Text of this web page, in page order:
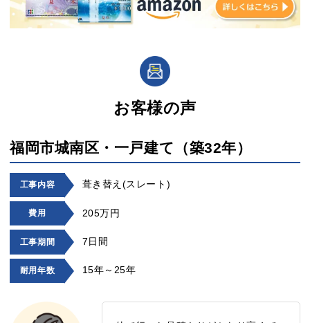
お客様の声
福岡市城南区・一戸建て（築32年）
工事内容 葺き替え(スレート)
費用 205万円
工事期間 7日間
耐用年数 15年～25年